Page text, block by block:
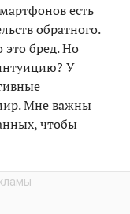
есть
обратного.
это бред. Но
У
Мне важны
чтобы